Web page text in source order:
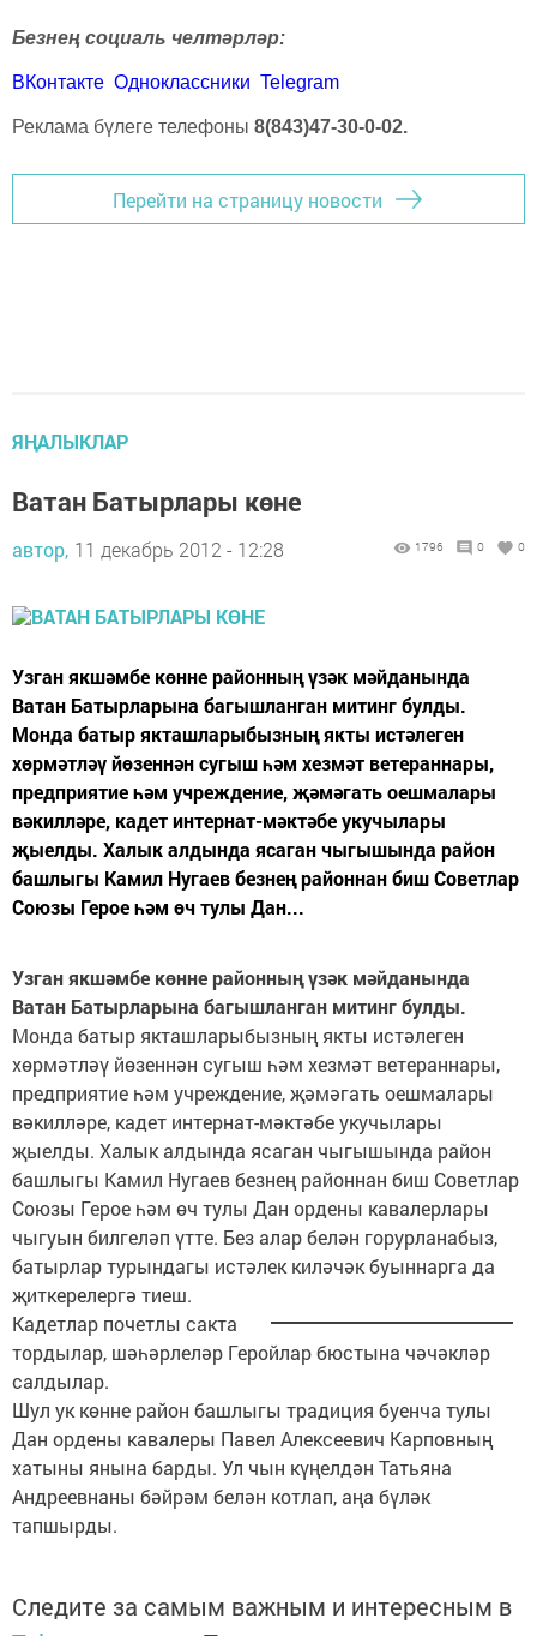
Безнең социаль челтәрләр:
ВКонтакте Одноклассники Telegram
Реклама бүлеге телефоны 8(843)47-30-0-02.
Перейти на страницу новости
ЯҢАЛЫКЛАР
Ватан Батырлары көне
автор, 11 декабрь 2012 - 12:28 1796 0 0
Узган якшәмбе көнне районның үзәк мәйданында
Ватан Батырларына багышланган митинг булды.
Монда батыр якташларыбызның якты истәлеген
хөрмәтләү йөзеннән сугыш һәм хезмәт ветераннары,
предприятие һәм учреждение, җәмәгать оешмалары
вәкилләре, кадет интернат-мәктәбе укучылары
җыелды. Халык алдында ясаган чыгышында район
башлыгы Камил Нугаев безнең районнан биш Советлар
Союзы Герое һәм өч тулы Дан...
Узган якшәмбе көнне районның үзәк мәйданында
Ватан Батырларына багышланган митинг булды.
Монда батыр якташларыбызның якты истәлеген
хөрмәтләү йөзеннән сугыш һәм хезмәт ветераннары,
предприятие һәм учреждение, җәмәгать оешмалары
вәкилләре, кадет интернат-мәктәбе укучылары
җыелды. Халык алдында ясаган чыгышында район
башлыгы Камил Нугаев безнең районнан биш Советлар
Союзы Герое һәм өч тулы Дан ордены кавалерлары
чыгуын билгеләп үтте. Без алар белән горурланабыз,
батырлар турындагы истәлек киләчәк буыннарга да
җиткерелергә тиеш.
Кадетлар почетлы сакта
тордылар, шәһәрлеләр Геройлар бюстына чәчәкләр
салдылар.
Шул ук көнне район башлыгы традиция буенча тулы
Дан ордены кавалеры Павел Алексеевич Карповның
хатыны янына барды. Ул чын күңелдән Татьяна
Андреевнаны бәйрәм белән котлап, аңа бүләк
тапшырды.
Следите за самым важным и интересным в